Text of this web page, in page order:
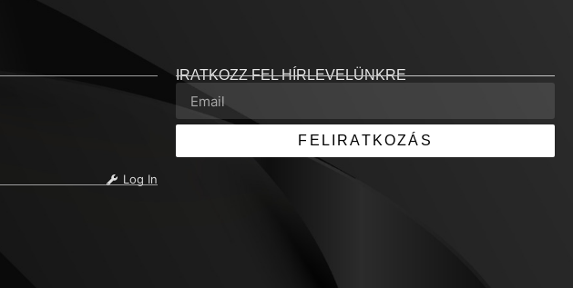
Log In
IRATKOZZ FEL HÍRLEVELÜNKRE
FELIRATKOZÁS